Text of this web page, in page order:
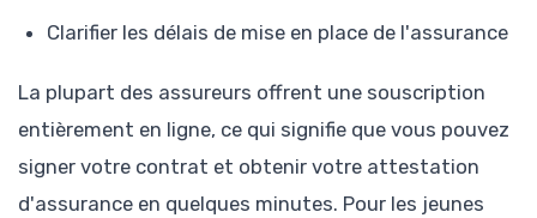
Clarifier les délais de mise en place de l'assurance
La plupart des assureurs offrent une souscription
entièrement en ligne, ce qui signifie que vous pouvez
signer votre contrat et obtenir votre attestation
d'assurance en quelques minutes. Pour les jeunes